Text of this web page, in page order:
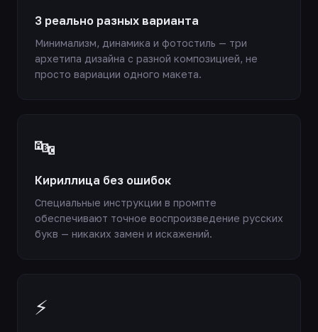
3 реально разных варианта
Минимализм, динамика и фотостиль — три
архетипа дизайна с разной композицией, не
просто вариации одного макета.
🔤
Кириллица без ошибок
Специальные инструкции в промпте
обеспечивают точное воспроизведение русских
букв — никаких замен и искажений.
⚡